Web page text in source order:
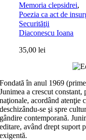
Memoria clepsidrei,
Poezia ca act de
Securităţii
Diaconescu Ioana
35,00lei
Fondată în anul 1969
Junimea a crescut
naţionale, acordând atenţie
deschizându-se şi spre
gândire contemporană.
editare, având drept suport
exigentă.